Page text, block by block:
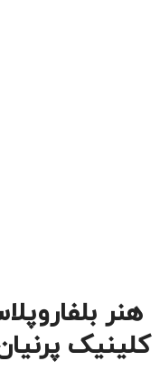
هنر
کلینیک